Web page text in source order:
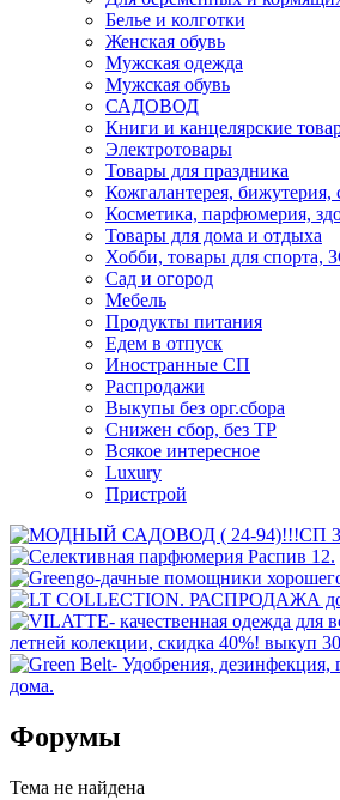
Белье и колготки
Женская обувь
Мужская одежда
Мужская обувь
САДОВОД
Книги и канцелярские
Электротовары
Товары для праздника
Кожгалантерея, бижутерия,
Косметика, парфюмерия,
Товары для дома и отдыха
Хобби, товары для спорта,
Сад и огород
Мебель
Продукты питания
Едем в отпуск
Иностранные СП
Распродажи
Выкупы без орг.сбора
Снижен сбор, без ТР
Всякое интересное
Luxury
Пристрой
Форумы
Тема не найдена